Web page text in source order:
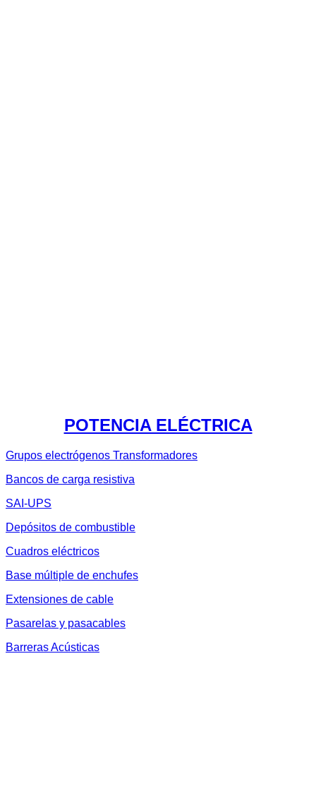
POTENCIA ELÉCTRICA
Grupos electrógenos Transformadores
Bancos de carga resistiva
SAI-UPS
Depósitos de combustible
Cuadros eléctricos
Base múltiple de enchufes
Extensiones de cable
Pasarelas y pasacables
Barreras Acústicas